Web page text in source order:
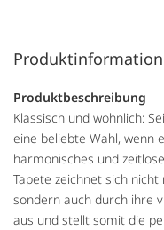
Produktbeschreibung
Klassisch und wohnlich:
eine beliebte Wahl, wenn
harmonisches und
Tapete zeichnet sich
sondern auch durch ihre
aus und stellt somit die